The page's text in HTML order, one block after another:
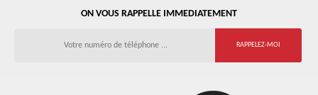
ON VOUS RAPPELLE IMMEDIATEMENT